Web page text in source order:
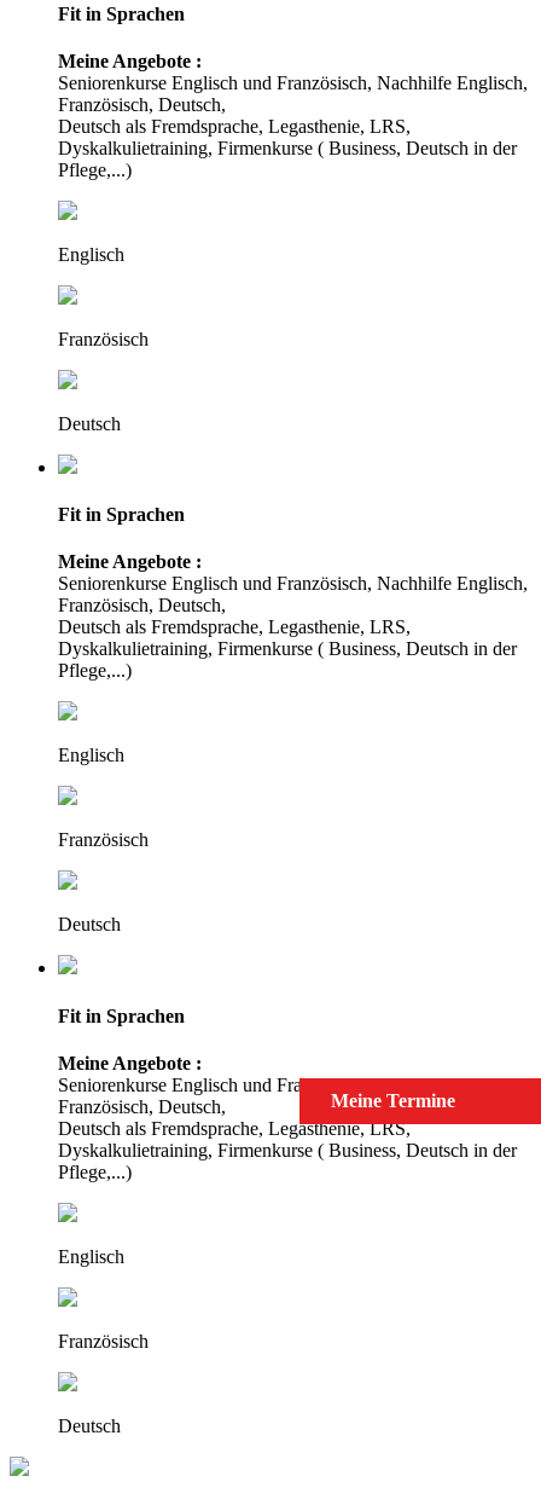
Meine Termine
Fit in Sprachen
Meine Angebote :
Seniorenkurse Englisch und Französisch, Nachhilfe Englisch,
Französisch, Deutsch,
Deutsch als Fremdsprache, Legasthenie, LRS,
Dyskalkulietraining, Firmenkurse ( Business, Deutsch in der
Pflege,...)
Englisch
Französisch
Deutsch
Fit in Sprachen
Meine Angebote :
Seniorenkurse Englisch und Französisch, Nachhilfe Englisch,
Französisch, Deutsch,
Deutsch als Fremdsprache, Legasthenie, LRS,
Dyskalkulietraining, Firmenkurse ( Business, Deutsch in der
Pflege,...)
Englisch
Französisch
Deutsch
Fit in Sprachen
Meine Angebote :
Seniorenkurse Englisch und Französisch, Nachhilfe Englisch,
Französisch, Deutsch,
Deutsch als Fremdsprache, Legasthenie, LRS,
Dyskalkulietraining, Firmenkurse ( Business, Deutsch in der
Pflege,...)
Englisch
Französisch
Deutsch